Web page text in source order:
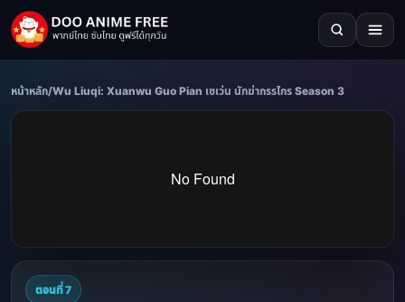
หน้าหลัก/Wu Liuqi: Xuanwu Guo Pian เซเว่น นักฆ่ากรรไกร Season 3
ตอนที่ 7